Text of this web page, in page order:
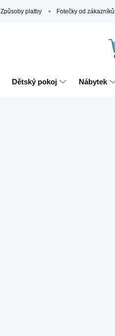
Způsoby platby Fotečky od zákazníků
Dětský pokoj Nábytek